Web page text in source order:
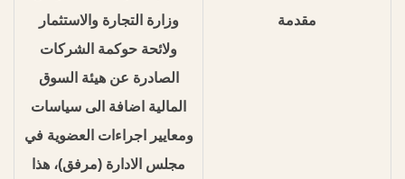
مقدمة
وزارة التجارة والاستثمار
ولائحة حوكمة الشركات
الصادرة عن هيئة السوق
المالية اضافة الى سياسات
ومعايير اجراءات العضوية في
مجلس الادارة (مرفق)، هذا